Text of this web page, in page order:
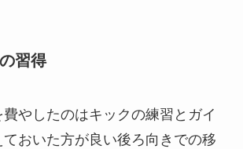
習得
やしたのはキックの練習とガイ
ておいた方が良い後ろ向きでの移